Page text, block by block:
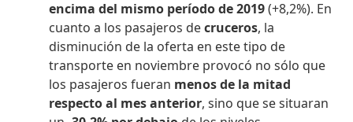
encima del mismo período de 2019(+8,2%). En
cuanto a los pasajeros decruceros, la
disminución de la oferta en este tipo de
transporte en noviembre provocó no sólo que
los pasajeros fueran menos de la mitad
respecto al mes anterior, sino que se situaran